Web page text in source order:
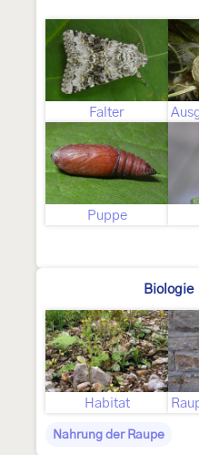
Falter
Puppe
Biologie
Habitat
Nahrung der Raupe